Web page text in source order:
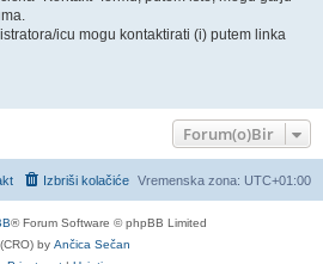
icu mogu kontaktirati (i) putem linka
Forum(o)Bir
Vremenska zona: UTC+01:00
Izbriši kolačiće
® Forum Software © phpBB Limited
by Ančica Sečan